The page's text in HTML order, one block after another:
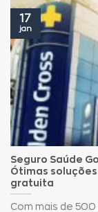
Seguro Saúde
Ótimas
gratuita
Com mais de
17
jan